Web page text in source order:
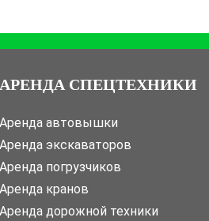
АРЕНДА СПЕЦТЕХНИКИ
Аренда автовышки
Аренда экскаваторов
Аренда погрузчиков
Аренда кранов
Аренда дорожной техники